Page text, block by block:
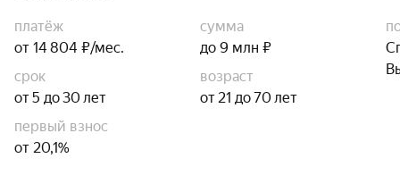
платёж
от 14 804 ₽/мес.
сумма
до 9 млн ₽
срок
от 5 до 30 лет
возраст
от 21 до 70 лет
первый взнос
от 20,1%